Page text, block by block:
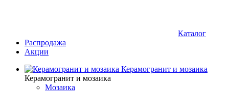
Каталог
Распродажа
Акции
Керамогранит и мозаика
Керамогранит и мозаика
Мозаика